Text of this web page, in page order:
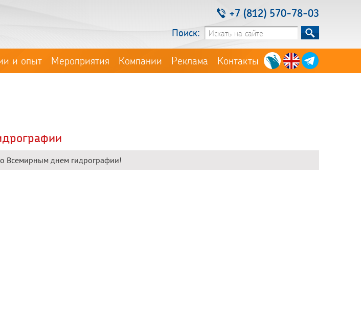
+7 (812) 570-78-03
Поиск:
и опыт Мероприятия Компании Реклама Контакты
Всемирным днем гидрографии!